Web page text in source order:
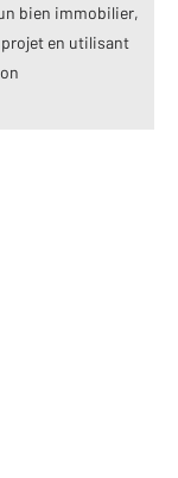
bien immobilier,
en utilisant